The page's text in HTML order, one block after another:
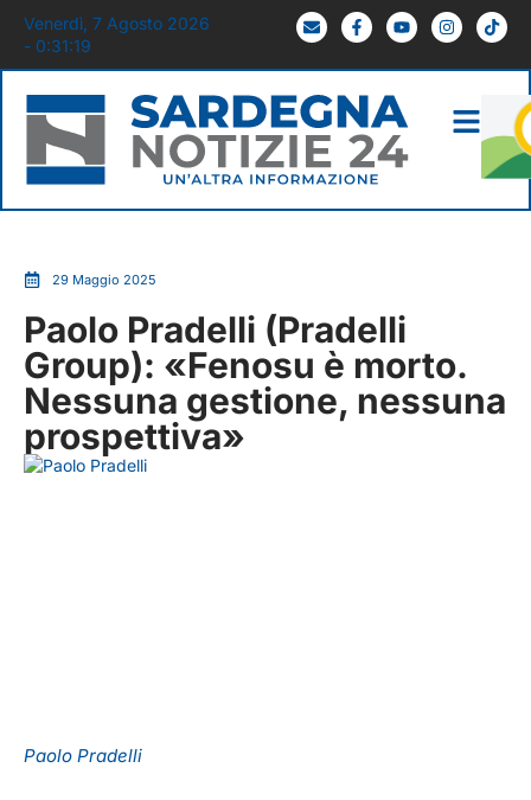
Venerdì, 7 Agosto 2026
- 0:31:19
29 Maggio 2025
Paolo Pradelli (Pradelli
Group): «Fenosu è morto.
Nessuna gestione, nessuna
prospettiva»
Paolo Pradelli